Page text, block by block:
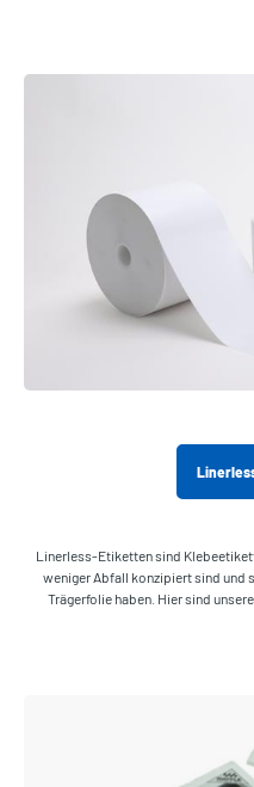
Linerless-Etiketten sind
weniger Abfall konzipiert sind und
Trägerfolie haben. Hier sind